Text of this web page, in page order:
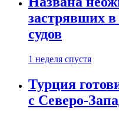
застрявших
судов
1 неделя спустя
Турция
с Северо-